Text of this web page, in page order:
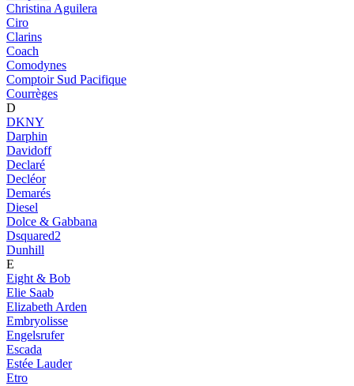
Christina Aguilera
Ciro
Clarins
Coach
Comodynes
Comptoir Sud Pacifique
Courrèges
D
DKNY
Darphin
Davidoff
Declaré
Decléor
Demarés
Diesel
Dolce & Gabbana
Dsquared2
Dunhill
E
Eight & Bob
Elie Saab
Elizabeth Arden
Embryolisse
Engelsrufer
Escada
Estée Lauder
Etro